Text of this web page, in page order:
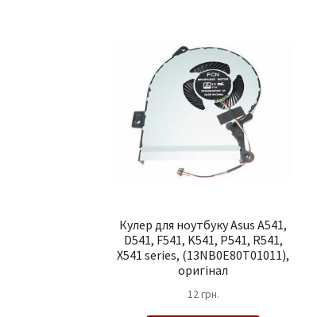
Кулер для ноутбуку Asus A541,
D541, F541, K541, P541, R541,
X541 series, (13NB0E80T01011),
оригінал
12 грн.